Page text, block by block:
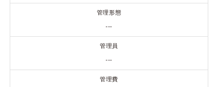
管理形態
---
管理員
---
管理費